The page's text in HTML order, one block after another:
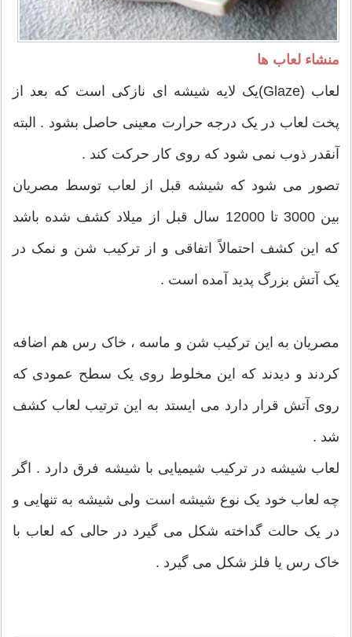
منشاء لعاب ها
لعاب (Glaze)یک لایه شیشه ای نازکی است که بعد از
پخت لعاب در یک درجه حرارت معینی حاصل بشود . البته
آنقدر ذوب نمی شود که روی کار حرکت کند .
تصور می شود که شیشه قبل از لعاب توسط مصریان
بین 3000 تا 12000 سال قبل از میلاد کشف شده باشد
که این کشف احتمالاً اتفاقی و از ترکیب شن و نمک در
یک آتش بزرگ پدید آمده است .
مصریان به این ترکیب شن و ماسه ، خاک رس هم اضافه
کردند و دیدند که این مخلوط روی یک سطح عمودی که
روی آتش قرار دارد می ایستد به این ترتیب لعاب کشف
شد .
لعاب شیشه در ترکیب شیمیایی با شیشه فرق دارد . اگر
چه لعاب خود یک نوع شیشه است ولی شیشه به تنهایی و
در یک حالت گداخته شکل می گیرد در حالی که لعاب با
خاک رس یا فلز شکل می گیرد .